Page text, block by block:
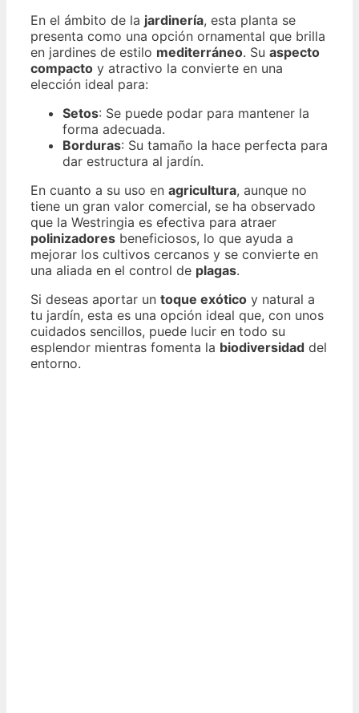
En el ámbito de la jardinería, esta planta se
presenta como una opción ornamental que brilla
en jardines de estilo mediterráneo. Su aspecto
compacto y atractivo la convierte en una
elección ideal para:
Setos: Se puede podar para mantener la
forma adecuada.
Borduras: Su tamaño la hace perfecta para
dar estructura al jardín.
En cuanto a su uso en agricultura, aunque no
tiene un gran valor comercial, se ha observado
que la Westringia es efectiva para atraer
polinizadores beneficiosos, lo que ayuda a
mejorar los cultivos cercanos y se convierte en
una aliada en el control de plagas.
Si deseas aportar un toque exótico y natural a
tu jardín, esta es una opción ideal que, con unos
cuidados sencillos, puede lucir en todo su
esplendor mientras fomenta la biodiversidad del
entorno.